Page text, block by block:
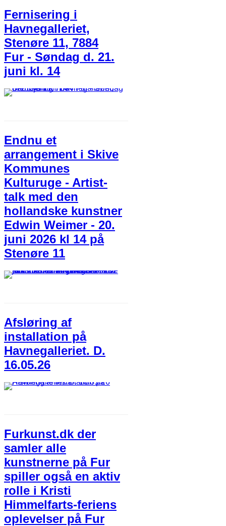
Fernisering i
Havnegalleriet,
Stenøre 11, 7884
Fur - Søndag d. 21.
juni kl. 14
Endnu et
arrangement i Skive
Kommunes
Kulturuge - Artist-
talk med den
hollandske kunstner
Edwin Weimer - 20.
juni 2026 kl 14 på
Stenøre 11
Afsløring af
installation på
Havnegalleriet. D.
16.05.26
Furkunst.dk der
samler alle
kunstnerne på Fur
spiller også en aktiv
rolle i Kristi
Himmelfarts-feriens
oplevelser på Fur